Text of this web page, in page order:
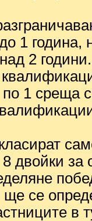
1
2 години.
1 среща
8 двойки
ще се
в